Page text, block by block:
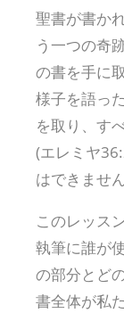
聖書が書か
う一つの奇
の書を手に
様子を語っ
を取り、す
(エレミヤ
はできませ
このレッス
執筆に誰が
の部分とど
書全体が私